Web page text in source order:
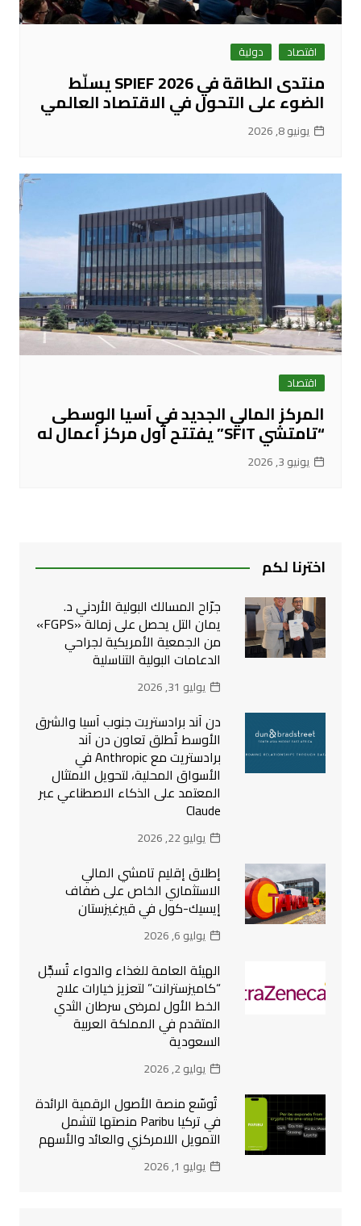
اقتصاد دولية
منتدى الطاقة في SPIEF 2026 يسلّط
الضوء على التحول في الاقتصاد العالمي
يونيو 8, 2026
اقتصاد
المركز المالي الجديد في آسيا الوسطى
“تامتشي SFIT” يفتتح أول مركز أعمال له
يونيو 3, 2026
اخترنا لكم
جرّاح المسالك البولية الأردني د.
يمان التل يحصل على زمالة «FGPS»
من الجمعية الأمريكية لجراحي
الدعامات البولية التناسلية
يوليو 31, 2026
دن آند برادستريت جنوب آسيا والشرق
الأوسط تُطلق تعاون دن آند
برادستريت مع Anthropic في
الأسواق المحلية، لتحويل الامتثال
المعتمد على الذكاء الاصطناعي عبر
Claude
يوليو 22, 2026
إطلاق إقليم تامشي المالي
الاستثماري الخاص على ضفاف
إيسيك-كول في قيرغيزستان
يوليو 6, 2026
الهيئة العامة للغذاء والدواء تُسجِّل
“كاميزسترانت” لتعزيز خيارات علاج
الخط الأول لمرضى سرطان الثدي
المتقدم في المملكة العربية
السعودية
يوليو 2, 2026
تُوسّع منصة الأصول الرقمية الرائدة
في تركيا Paribu منصتها لتشمل
التمويل اللامركزي والعائد والأسهم
يوليو 1, 2026